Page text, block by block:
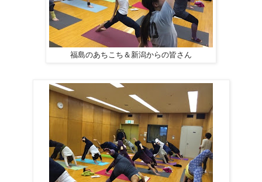
福島のあちこち＆新潟からの皆さん